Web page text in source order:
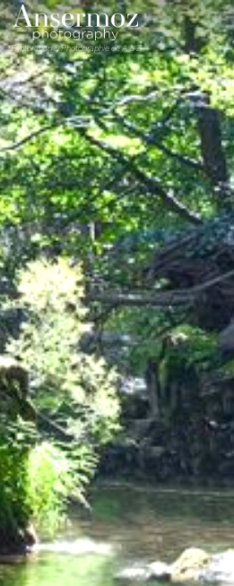
Exploration & Photographie de A à Z